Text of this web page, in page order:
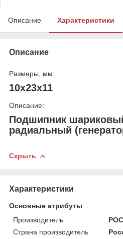
Описание Характеристики
Описание
Размеры, мм:
10x23x11
Описание:
Подшипник
радиальный
Скрыть
Характеристики
Основные атрибуты
Производитель
Страна производитель